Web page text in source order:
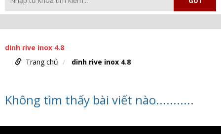
dinh rive inox 4.8
Trang chủ
dinh rive inox 4.8
Không tìm thấy bài viết nào...........